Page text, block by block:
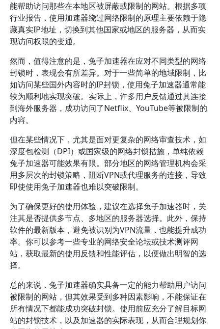
能帮助访问那些在本地区被屏蔽或限制的网站。根据多项
行业报告，使用加速器绕过网络限制的原理主要依赖于隐
藏真实IP地址，切换到其他国家或地区的服务器，从而实
现访问权限的变通。
然而，值得注意的是，兔子加速器在应对不同类型的网络
封锁时，表现会有所差异。对于一些简单的地域限制，比
如访问某些国外内容时的IP封锁，使用兔子加速器通常能
较为顺利地实现突破。实际上，许多用户反馈通过其连接
到海外服务器，成功访问了Netflix、YouTube等被限制的
内容。
但在某些情况下，尤其是面对更复杂的网络审查技术，如
深度包检测（DPI）或国家级的网络封锁措施，单纯依赖
兔子加速器可能效果有限。部分地区的网络管理机构会采
用多层次的封锁策略，阻断VPN或代理服务的连接，导致
即使使用兔子加速器也难以突破限制。
为了确保更好的使用体验，建议在选择兔子加速器时，关
注其是否提供多节点、多地区的服务器选择。此外，保持
软件的最新版本，避免被识别为VPN流量，也能提升成功
率。你可以参考一些专业的网络安全论坛或技术测评网
站，获取最新的使用反馈和性能评估，以便做出明智的选
择。
总的来说，兔子加速器确实具备一定的能力帮助用户访问
被限制的网站，但其效果受到多种因素影响，不能保证在
所有情况下都能成功突破封锁。使用前应充分了解目标网
站的封锁技术，以及加速器的实际表现，从而合理规划你